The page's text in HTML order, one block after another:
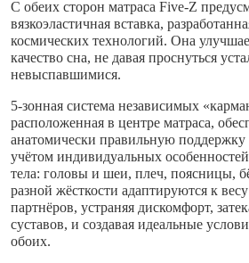
С обеих сторон матраса Five-Z
вязкоэластичная вставка,
космических технологий. Она
качество сна, не давая проснуться
невыспавшимися.
5-зонная система независимых
расположенная в центре матраса,
анатомически правильную поддержку
учётом индивидуальных
тела: головы и шеи, плеч, поясницы,
разной жёсткости адаптируются к
партнёров, устраняя дискомфорт,
суставов, и создавая идеальные
обоих.